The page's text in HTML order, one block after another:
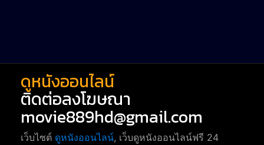
ดูหนังออนไลน์
ติดต่อลงโฆษณา
movie889hd@gmail.com
เว็บไซต์ ดูหนังออนไลน์, เว็บดูหนังออนไลน์ฟรี 24